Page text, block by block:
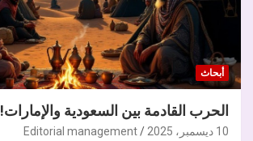
أبحاث
الحرب القادمة بين السعودية والإمارات!
10 ديسمبر، 2025 Editorial management